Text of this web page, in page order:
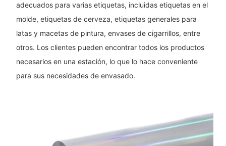
adecuados para varias etiquetas, incluidas etiquetas en el
molde, etiquetas de cerveza, etiquetas generales para
latas y macetas de pintura, envases de cigarrillos, entre
otros. Los clientes pueden encontrar todos los productos
necesarios en una estación, lo que lo hace conveniente
para sus necesidades de envasado.